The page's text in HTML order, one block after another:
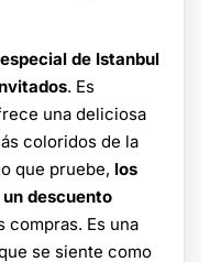
de Istanbul
. Es
una deliciosa
coloridos de la
que pruebe, los
descuento
compras. Es una
se siente como